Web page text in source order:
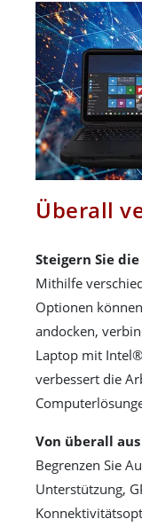
Überall
Steigern Sie
Mithilfe
Optionen
andocken,
Laptop mit
verbessert die
Von überall
Begrenzen Sie
Unterstützung,